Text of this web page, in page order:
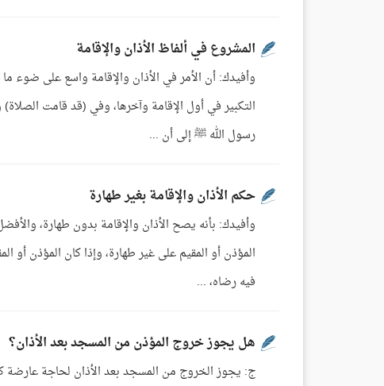
المشروع في ألفاظ الأذان والإقامة
وأفيدك: أن الأمر في الأذان والإقامة واسع على
رسول الله ﷺ إلى أن ...
حكم الأذان والإقامة بغير طهارة
وأفيدك: بأنه يصح الأذان والإقامة بدون طهارة،
المؤذن أو المقيم على غير طهارة، وإذا كان المؤذن أو
فيه رضاه، ...
هل يجوز خروج المؤذن من المسجد بعد الأذان؟
ج: يجوز الخروج من المسجد بعد الأذان لحاجة عارضة